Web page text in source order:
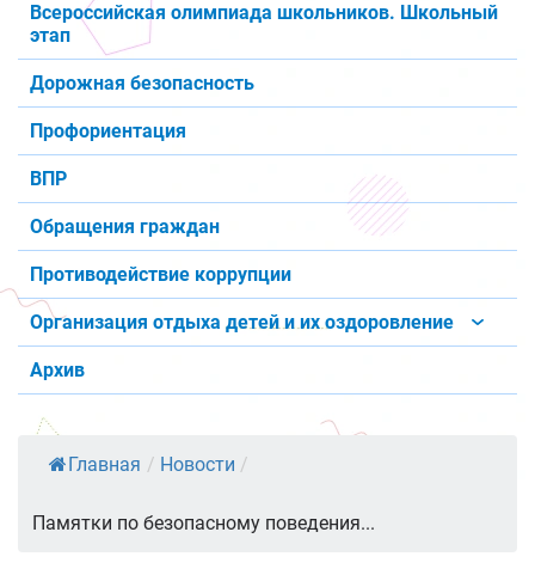
Всероссийская олимпиада школьников. Школьный
этап
Дорожная безопасность
Профориентация
ВПР
Обращения граждан
Противодействие коррупции
Организация отдыха детей и их оздоровление
Архив
Главная / Новости /
Памятки по безопасному поведения...